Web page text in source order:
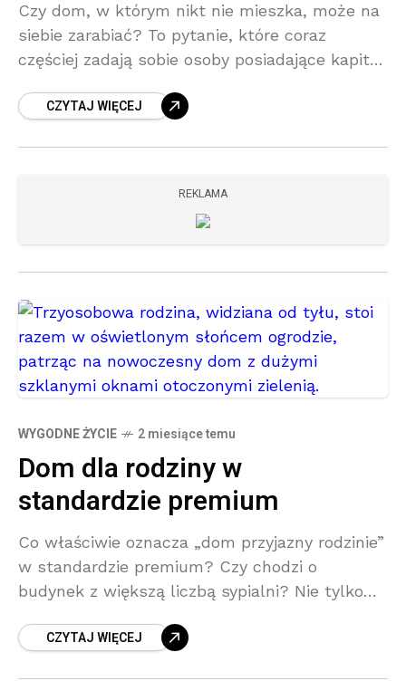
Czy dom, w którym nikt nie mieszka, może na
siebie zarabiać? To pytanie, które coraz
częściej zadają sobie osoby posiadające kapitał
premium. Bo chociaż dom
CZYTAJ WIĘCEJ
REKLAMA
WYGODNE ŻYCIE 2 miesiące temu
Dom dla rodziny w
standardzie premium
Co właściwie oznacza „dom przyjazny rodzinie”
w standardzie premium? Czy chodzi o
budynek z większą liczbą sypialni? Nie tylko…
codziennym komforcie, rozwoju dzieci i
CZYTAJ WIĘCEJ